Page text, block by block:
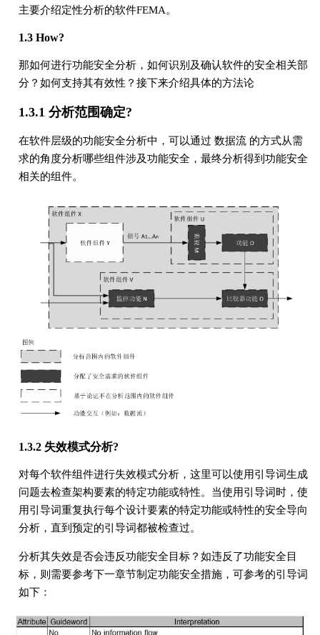
主要介绍定性分析的软件FEMA。
1.3 How?
那如何进行功能安全分析，如何识别及确认软件的安全相关部
分？如何支持其有效性？接下来介绍具体的方法论
1.3.1 分析范围确定?
在软件层级的功能安全分析中，可以通过 数据流 的方式从需
求的角度分析哪些组件涉及功能安全，最终分析得到功能安全
相关的组件。
1.3.2 失效模式分析?
对每个软件组件进行失效模式分析，这里可以使用引导词生成
问题去检查架构要素的特定功能或特性。当使用引导词时，使
用引导词重复执行每个设计要素的特定功能或特性的安全导向
分析，直到预定的引导词都被检查过。
分析其失效是否会违反功能安全目标？如违反了功能安全目
标，则需要参考下一章节制定功能安全措施，可参考的引导词
如下：